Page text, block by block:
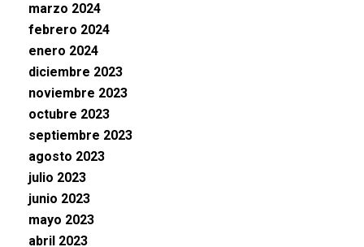
marzo 2024
febrero 2024
enero 2024
diciembre 2023
noviembre 2023
octubre 2023
septiembre 2023
agosto 2023
julio 2023
junio 2023
mayo 2023
abril 2023